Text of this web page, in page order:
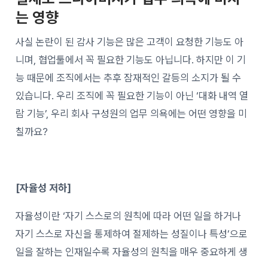
는 영향
사실 논란이 된 감사 기능은 많은 고객이 요청한 기능도 아
니며, 협업툴에서 꼭 필요한 기능도 아닙니다. 하지만 이 기
능 때문에 조직에서는 추후 잠재적인 갈등의 소지가 될 수
있습니다. 우리 조직에 꼭 필요한 기능이 아닌 ‘대화 내역 열
람 기능’, 우리 회사 구성원의 업무 의욕에는 어떤 영향을 미
칠까요?
[자율성 저하]
자율성이란 ‘자기 스스로의 원칙에 따라 어떤 일을 하거나
자기 스스로 자신을 통제하여 절제하는 성질이나 특성’으로
일을 잘하는 인재일수록 자율성의 원칙을 매우 중요하게 생